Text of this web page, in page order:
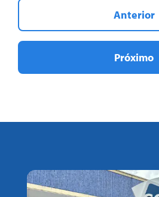
Anterior
Próximo